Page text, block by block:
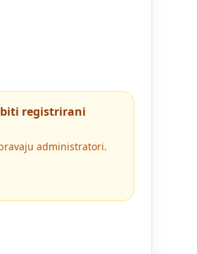
registrirani
administratori.